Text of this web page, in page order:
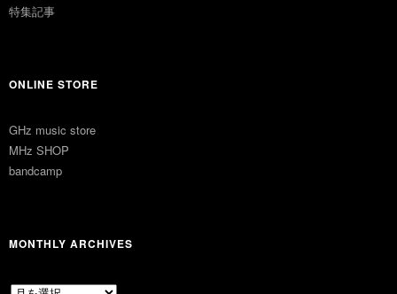
特集記事
ONLINE STORE
GHz music store
MHz SHOP
bandcamp
MONTHLY ARCHIVES